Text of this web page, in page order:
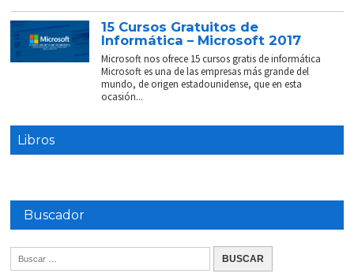
15 Cursos Gratuitos de
Informática – Microsoft 2017
Microsoft nos ofrece 15 cursos gratis de informática
Microsoft es una de las empresas más grande del
mundo, de origen estadounidense, que en esta
ocasión...
Libros
Buscador